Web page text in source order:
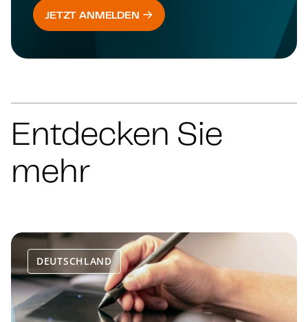
JETZT ANMELDEN
Entdecken Sie
mehr
DEUTSCHLAND